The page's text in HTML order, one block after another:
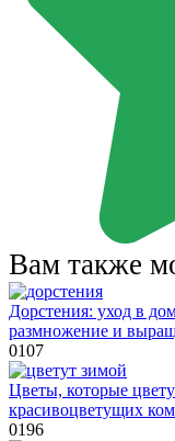
Вам также
Дорстения: уход в
размножение и
0107
Цветы, которые
красивоцветущих
0196